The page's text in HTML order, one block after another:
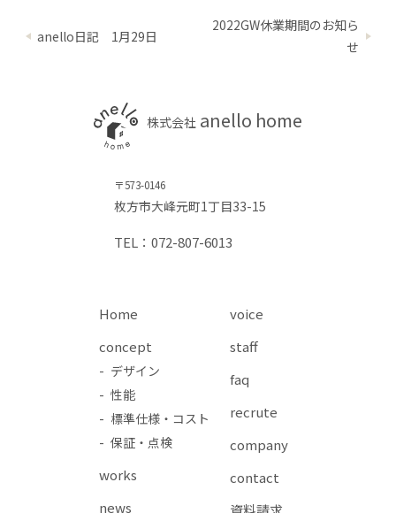
anello日記 1月29日
2022GW休業期間のお知ら
せ
株式会社anello home
〒573-0146
枚方市大峰元町1丁目33-15
TEL：072-807-6013
Home
concept
- デザイン
- 性能
- 標準仕様・コスト
- 保証・点検
works
news
voice
staff
faq
recrute
company
contact